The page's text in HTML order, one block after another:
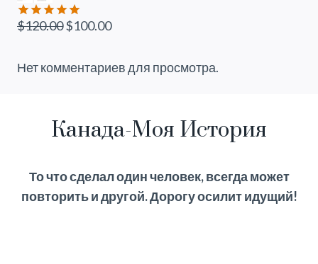
Оценка
$120.00 Первоначальная
составляла
$100.00Текущая
$100.00.
Нет комментариев для просмотра.
Канада-Моя История
То что сделал один человек, всегда может
повторить и другой. Дорогу осилит идущий!